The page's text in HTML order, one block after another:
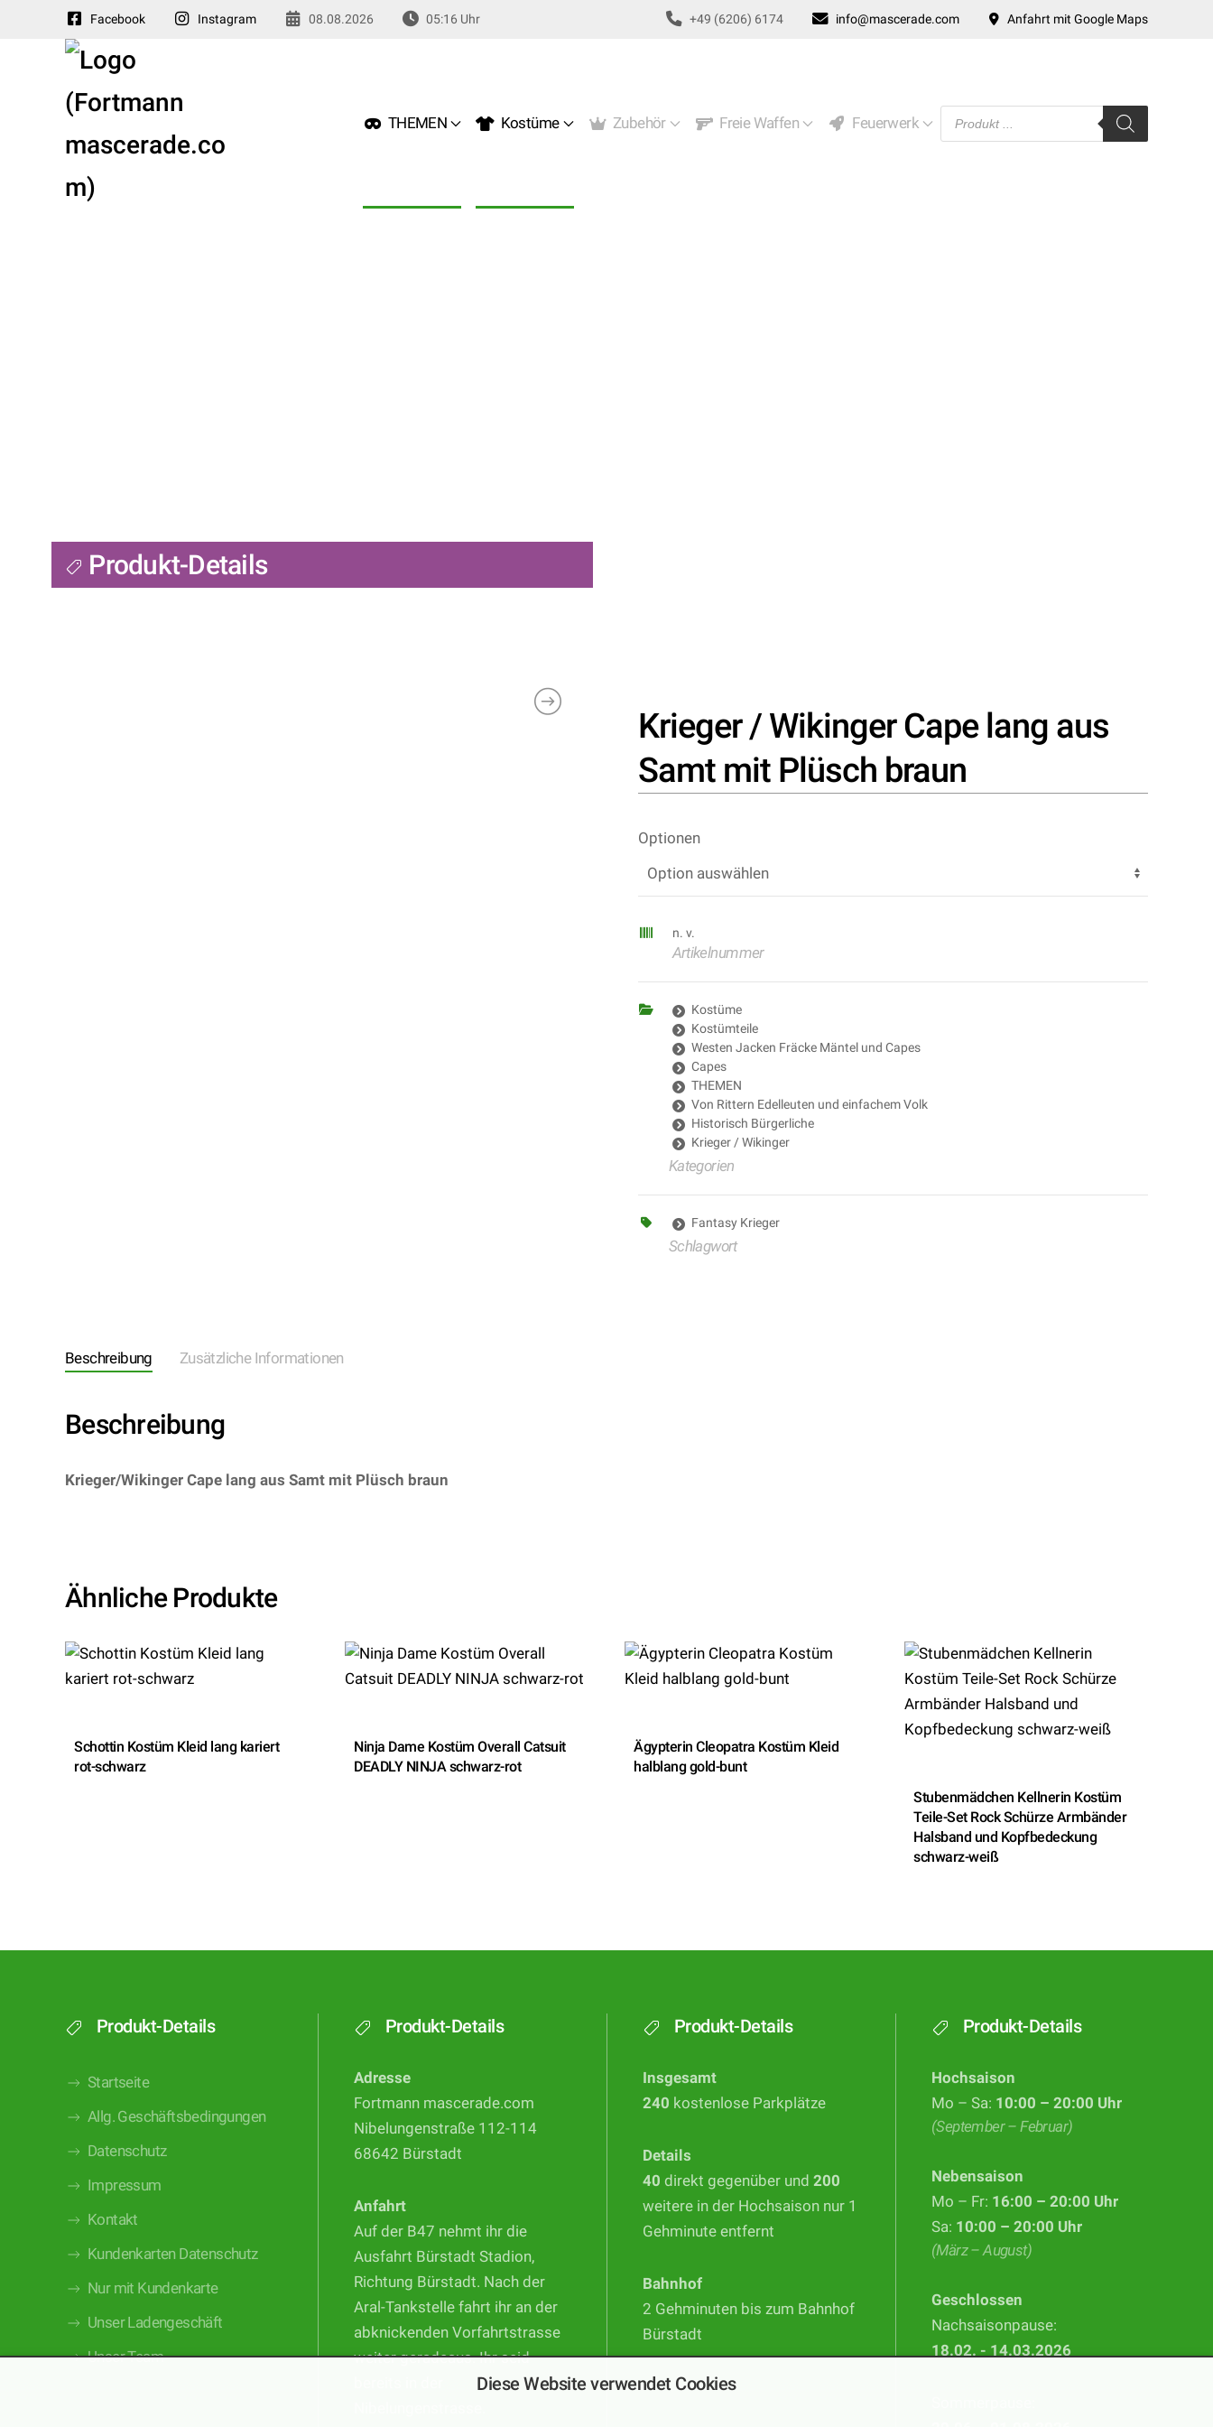
Facebook Instagram 08.08.2026 05:16 Uhr +49 (6206) 6174 info@mascerade.com Anfahrt mit Google Maps
THEMEN Kostüme Zubehör Freie Waffen Feuerwerk
Products
search
Produkt-Details
Krieger / Wikinger Cape lang aus
Samt mit Plüsch braun
Optionen
n. v.
Artikelnummer
Kostüme
Kostümteile
Westen Jacken Fräcke Mäntel und Capes
Capes
THEMEN
Von Rittern Edelleuten und einfachem Volk
Historisch Bürgerliche
Krieger / Wikinger
Kategorien
Fantasy Krieger
Schlagwort
Beschreibung Zusätzliche Informationen
Beschreibung
Krieger/Wikinger Cape lang aus Samt mit Plüsch braun
Ähnliche Produkte
Schottin Kostüm Kleid lang kariert
rot-schwarz
Ninja Dame Kostüm Overall Catsuit
DEADLY NINJA schwarz-rot
Ägypterin Cleopatra Kostüm Kleid
halblang gold-bunt
Stubenmädchen Kellnerin Kostüm
Teile-Set Rock Schürze Armbänder
Halsband und Kopfbedeckung
schwarz-weiß
Produkt-Details
Startseite
Allg. Geschäftsbedingungen
Datenschutz
Impressum
Kontakt
Kundenkarten Datenschutz
Nur mit Kundenkarte
Unser Ladengeschäft
Unser Team
Produkt-Details
Adresse
Fortmann mascerade.com
Nibelungenstraße 112-114
68642 Bürstadt
Anfahrt
Auf der B47 nehmt ihr die
Ausfahrt Bürstadt Stadion,
Richtung Bürstadt. Nach der
Aral-Tankstelle fahrt ihr an der
abknickenden Vorfahrtstrasse
weiter geradeaus. Ihr seid
Produkt-Details
Insgesamt
240 kostenlose Parkplätze
Details
40 direkt gegenüber und 200
weitere in der Hochsaison nur 1
Gehminute entfernt
Bahnhof
2 Gehminuten bis zum Bahnhof
Bürstadt
Produkt-Details
Hochsaison
Mo – Sa: 10:00 – 20:00 Uhr
(September – Februar)
Nebensaison
Mo – Fr: 16:00 – 20:00 Uhr
Sa: 10:00 – 20:00 Uhr
(März – August)
Geschlossen
Nachsaisonpause:
18.02. - 14.03.2026
Diese Website verwendet Cookies